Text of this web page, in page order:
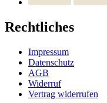
Rechtliches
Impressum
Datenschutz
AGB
Widerruf
Vertrag widerrufen